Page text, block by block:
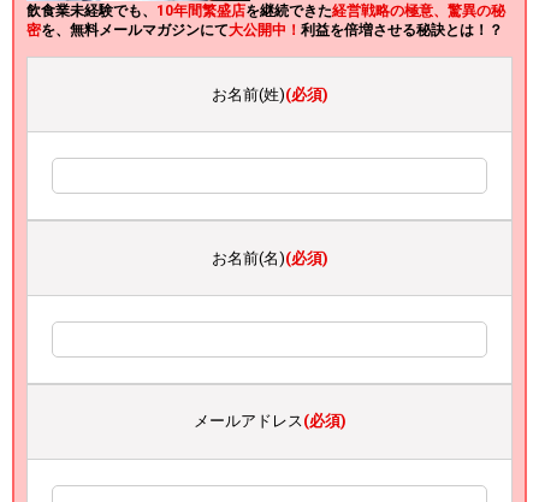
飲食業未経験でも、 10年間繁盛店を継続できた経営戦略の極意、驚異の秘
密を、無料メールマガジンにて大公開中！ 利益を倍増させる秘訣とは！？
お名前(姓)(必須)
お名前(名)(必須)
メールアドレス(必須)